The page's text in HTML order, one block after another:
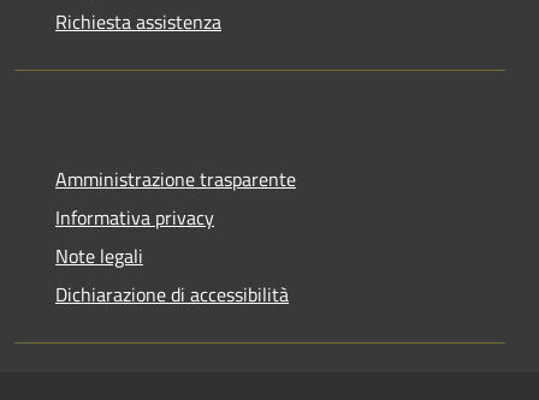
Richiesta assistenza
Amministrazione trasparente
Informativa privacy
Note legali
Dichiarazione di accessibilità